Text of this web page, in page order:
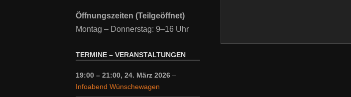
Öffnungszeiten (Teilgeöffnet)
Montag – Donnerstag: 9–16 Uhr
TERMINE – VERANSTALTUNGEN
19:00 – 21:00, 24. März 2026 –
Infoabend Wünschewagen